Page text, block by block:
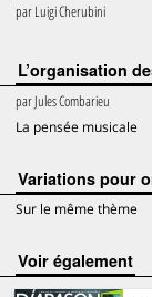
parLuigi Cherubini
L’organisation
parJules Combarieu
La pensée musicale
Variations pour
Sur le même thème
voir également